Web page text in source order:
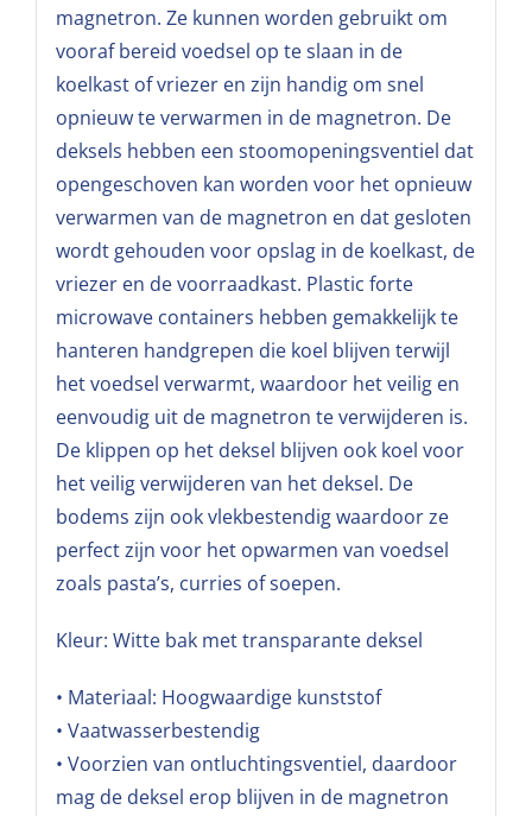
magnetron. Ze kunnen worden gebruikt om
vooraf bereid voedsel op te slaan in de
koelkast of vriezer en zijn handig om snel
opnieuw te verwarmen in de magnetron. De
deksels hebben een stoomopeningsventiel dat
opengeschoven kan worden voor het opnieuw
verwarmen van de magnetron en dat gesloten
wordt gehouden voor opslag in de koelkast, de
vriezer en de voorraadkast. Plastic forte
microwave containers hebben gemakkelijk te
hanteren handgrepen die koel blijven terwijl
het voedsel verwarmt, waardoor het veilig en
eenvoudig uit de magnetron te verwijderen is.
De klippen op het deksel blijven ook koel voor
het veilig verwijderen van het deksel. De
bodems zijn ook vlekbestendig waardoor ze
perfect zijn voor het opwarmen van voedsel
zoals pasta’s, curries of soepen.
Kleur: Witte bak met transparante deksel
• Materiaal: Hoogwaardige kunststof
• Vaatwasserbestendig
• Voorzien van ontluchtingsventiel, daardoor
mag de deksel erop blijven in de magnetron